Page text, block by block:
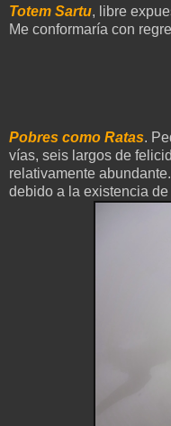
Totem Sartu, libre
Me conformaría con
Pobres como Ratas.
vías, seis largos de
relativamente
debido a la existencia